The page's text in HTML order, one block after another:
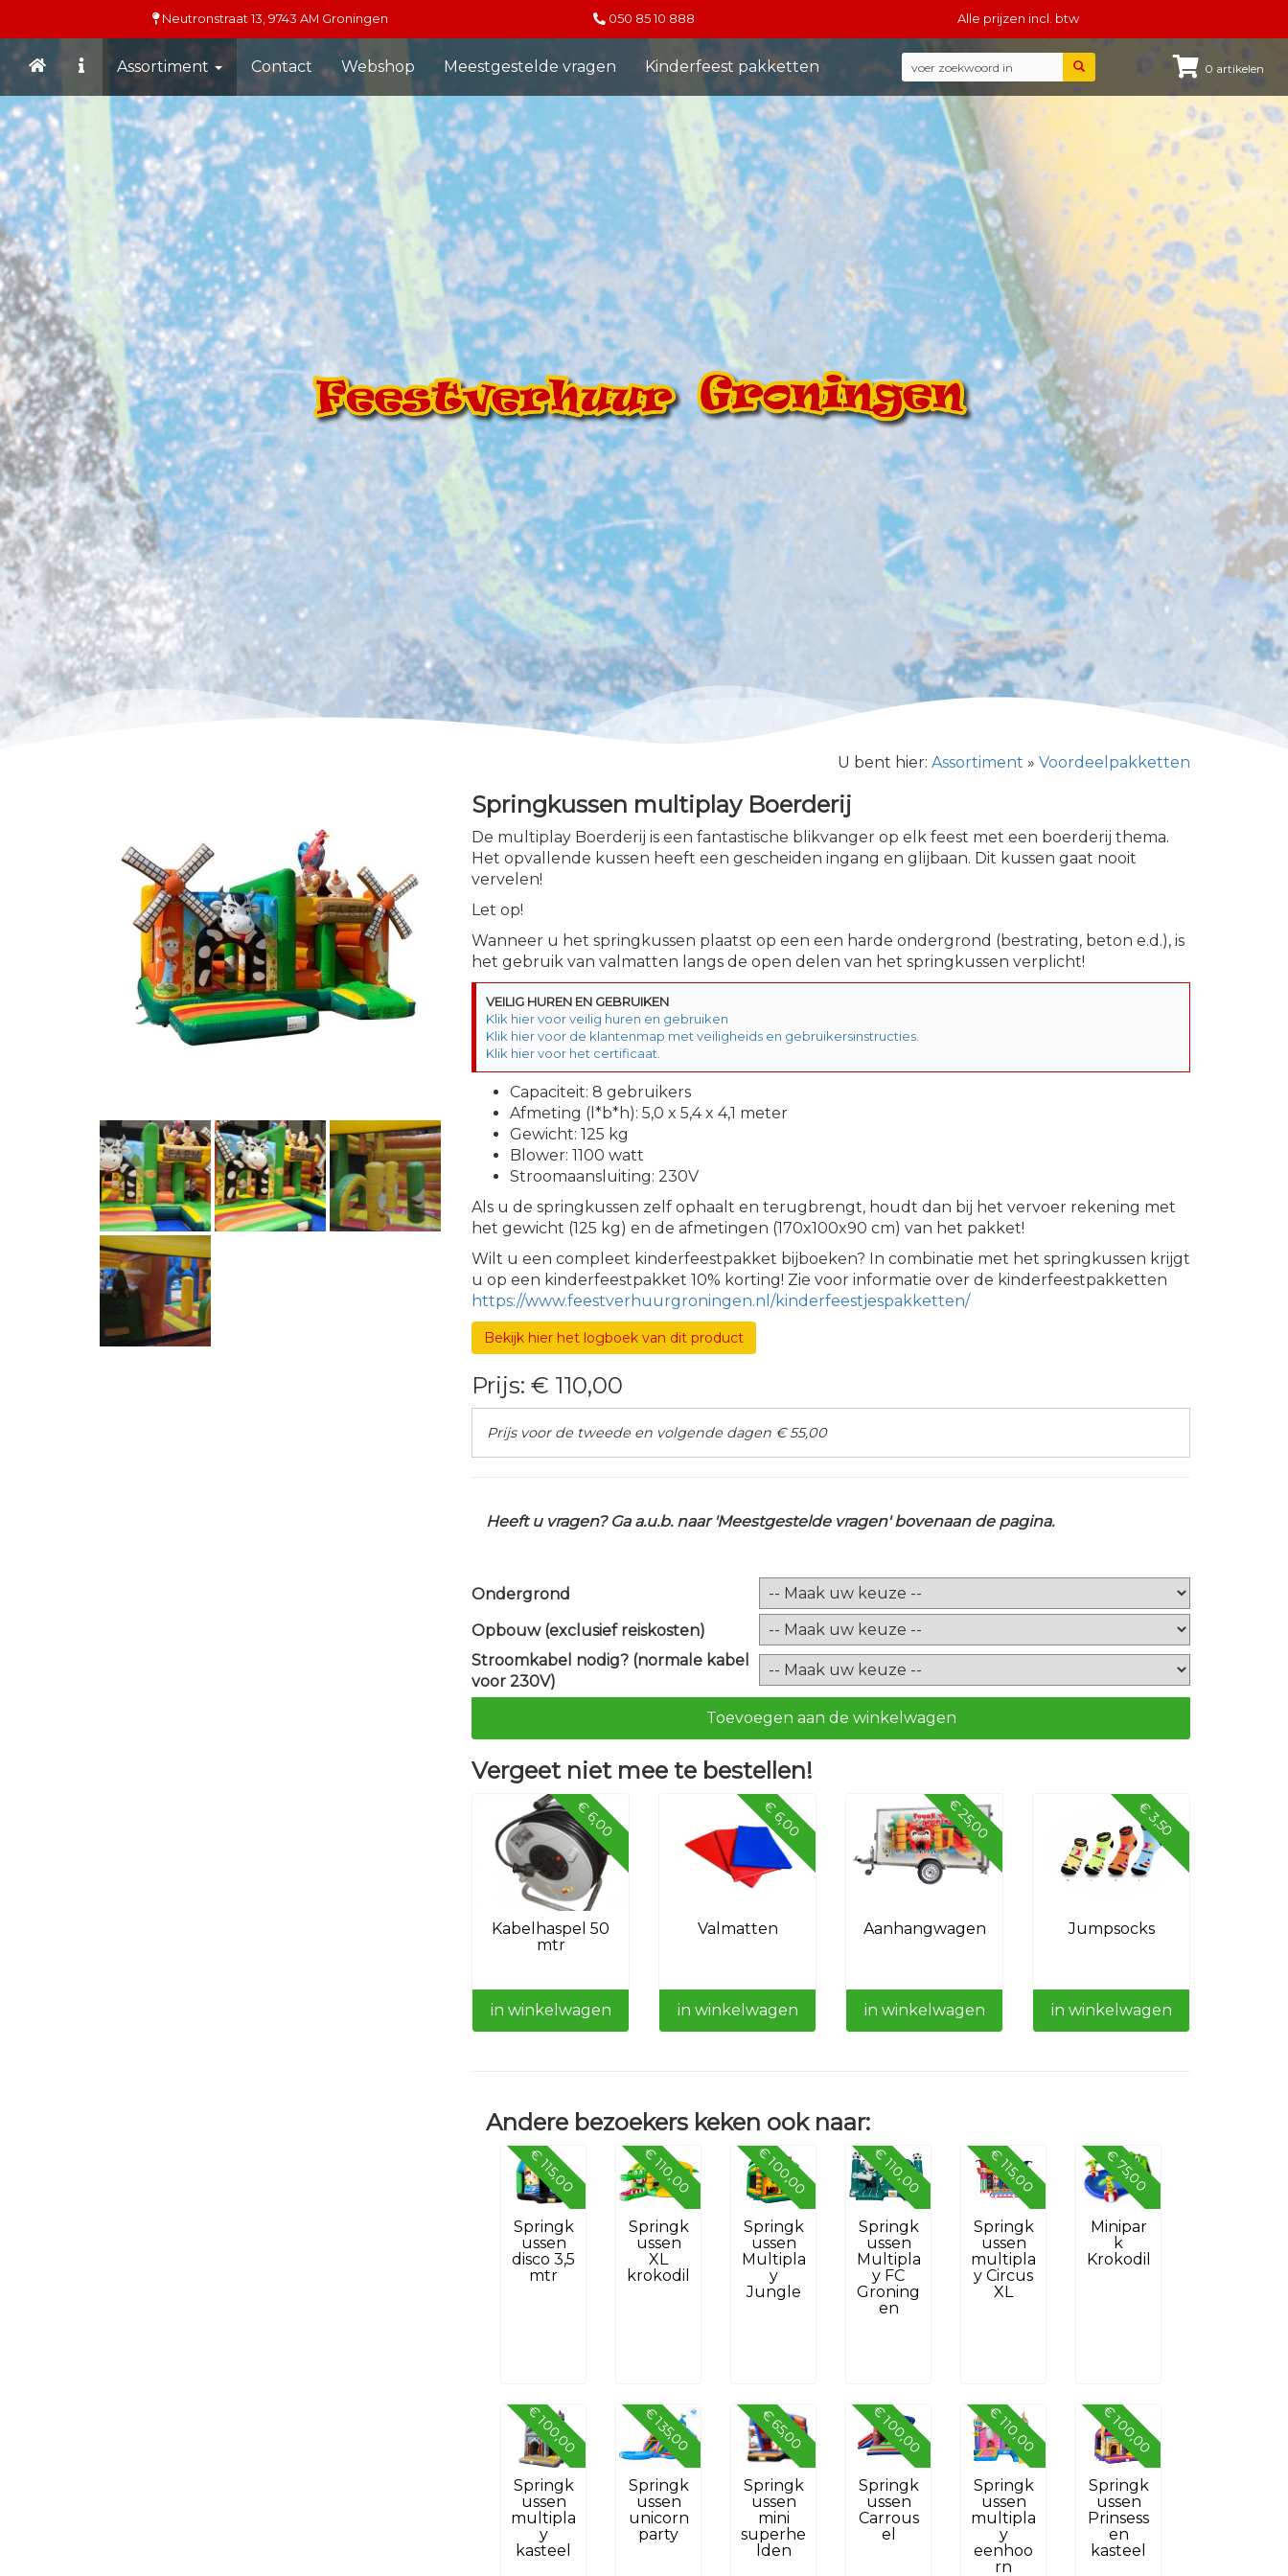
Neutronstraat 13, 9743 AM Groningen 050 85 10 888 Alle prijzen incl. btw
0 artikelen
Assortiment Contact Webshop Meestgestelde vragen Kinderfeest pakketten
U bent hier: Assortiment » Voordeelpakketten
Springkussen multiplay Boerderij
De multiplay Boerderij is een fantastische blikvanger op elk feest met een boerderij thema.
Het opvallende kussen heeft een gescheiden ingang en glijbaan. Dit kussen gaat nooit
vervelen!
Let op!
Wanneer u het springkussen plaatst op een een harde ondergrond (bestrating, beton e.d.), is
het gebruik van valmatten langs de open delen van het springkussen verplicht!
VEILIG HUREN EN GEBRUIKEN
Klik hier voor veilig huren en gebruiken
Klik hier voor de klantenmap met veiligheids en gebruikersinstructies.
Klik hier voor het certificaat.
Capaciteit: 8 gebruikers
Afmeting (l*b*h): 5,0 x 5,4 x 4,1 meter
Gewicht: 125 kg
Blower: 1100 watt
Stroomaansluiting: 230V
Als u de springkussen zelf ophaalt en terugbrengt, houdt dan bij het vervoer rekening met
het gewicht (125 kg) en de afmetingen (170x100x90 cm) van het pakket!
Wilt u een compleet kinderfeestpakket bijboeken? In combinatie met het springkussen krijgt
u op een kinderfeestpakket 10% korting! Zie voor informatie over de kinderfeestpakketten
https://www.feestverhuurgroningen.nl/kinderfeestjespakketten/
Bekijk hier het logboek van dit product
Prijs: € 110,00
Prijs voor de tweede en volgende dagen € 55,00
Heeft u vragen? Ga a.u.b. naar 'Meestgestelde vragen' bovenaan de pagina.
Ondergrond
Opbouw (exclusief reiskosten)
Stroomkabel nodig? (normale kabel
voor 230V)
Toevoegen aan de winkelwagen
Vergeet niet mee te bestellen!
€ 6,00
Kabelhaspel 50
mtr
in winkelwagen
€ 6,00
Valmatten
in winkelwagen
€ 25,00
Aanhangwagen
in winkelwagen
€ 3,50
Jumpsocks
in winkelwagen
Andere bezoekers keken ook naar:
€ 115,00
Springk
ussen
disco 3,5
mtr
€ 110,00
Springk
ussen
XL
krokodil
€ 100,00
Springk
ussen
Multipla
y
Jungle
€ 110,00
Springk
ussen
Multipla
y FC
Groning
en
€ 115,00
Springk
ussen
multipla
y Circus
XL
€ 75,00
Minipar
k
Krokodil
€ 100,00
Springk
ussen
multipla
y
kasteel
€ 135,00
Springk
ussen
unicorn
party
€ 65,00
Springk
ussen
mini
superhe
lden
€ 100,00
Springk
ussen
Carrous
el
€ 110,00
Springk
ussen
multipla
y
eenhoo
rn
€ 100,00
Springk
ussen
Prinsess
en
kasteel